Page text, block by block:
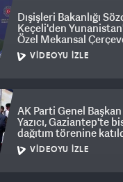
Dışişleri Bakanlığı
Keçeli'den
Özel Mekansal
açıklama
VIDEOYU İZLE
AK Parti Genel Başkan
Yazıcı, Gaziantep'te
dağıtım törenine
VIDEOYU İZLE